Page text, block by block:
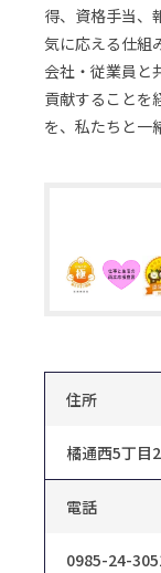
得、資格手当、
気に応える仕組
会社・従業員と
貢献することを
を、私たちと一
住所
橘通西5丁目
電話
0985-24-